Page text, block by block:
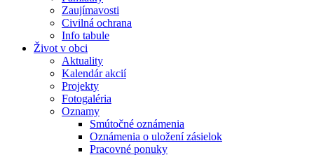
Zaujímavosti
Civilná ochrana
Info tabule
Život v obci
Aktuality
Kalendár akcií
Projekty
Fotogaléria
Oznamy
Smútočné oznámenia
Oznámenia o uložení zásielok
Pracovné ponuky